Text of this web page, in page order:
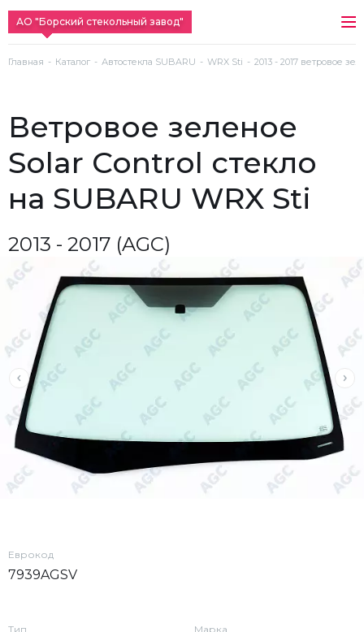
АО "Борский стекольный завод"
Главная Каталог Автостекла SUBARU WRX Sti 2013 - 2017 ветровое
ветровое зеленое
Solar Control стекло
на SUBARU WRX Sti
2013 - 2017 (AGC)
Еврокод
7939AGSV
Тип Марка